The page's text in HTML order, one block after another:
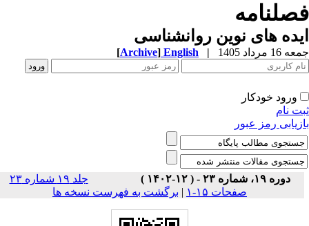
های نوین روانشناسی
مرداد 1405 |
English
[Archive]
ورود خودکار
نام
رمز عبور
دوره ۱۹، شماره ۲۳ - ( ۱۲-۱۴۰۲ )
جلد ۱۹ شماره ۲۳
صفحات ۱۵-۱
| برگشت به فهرست نسخه ها